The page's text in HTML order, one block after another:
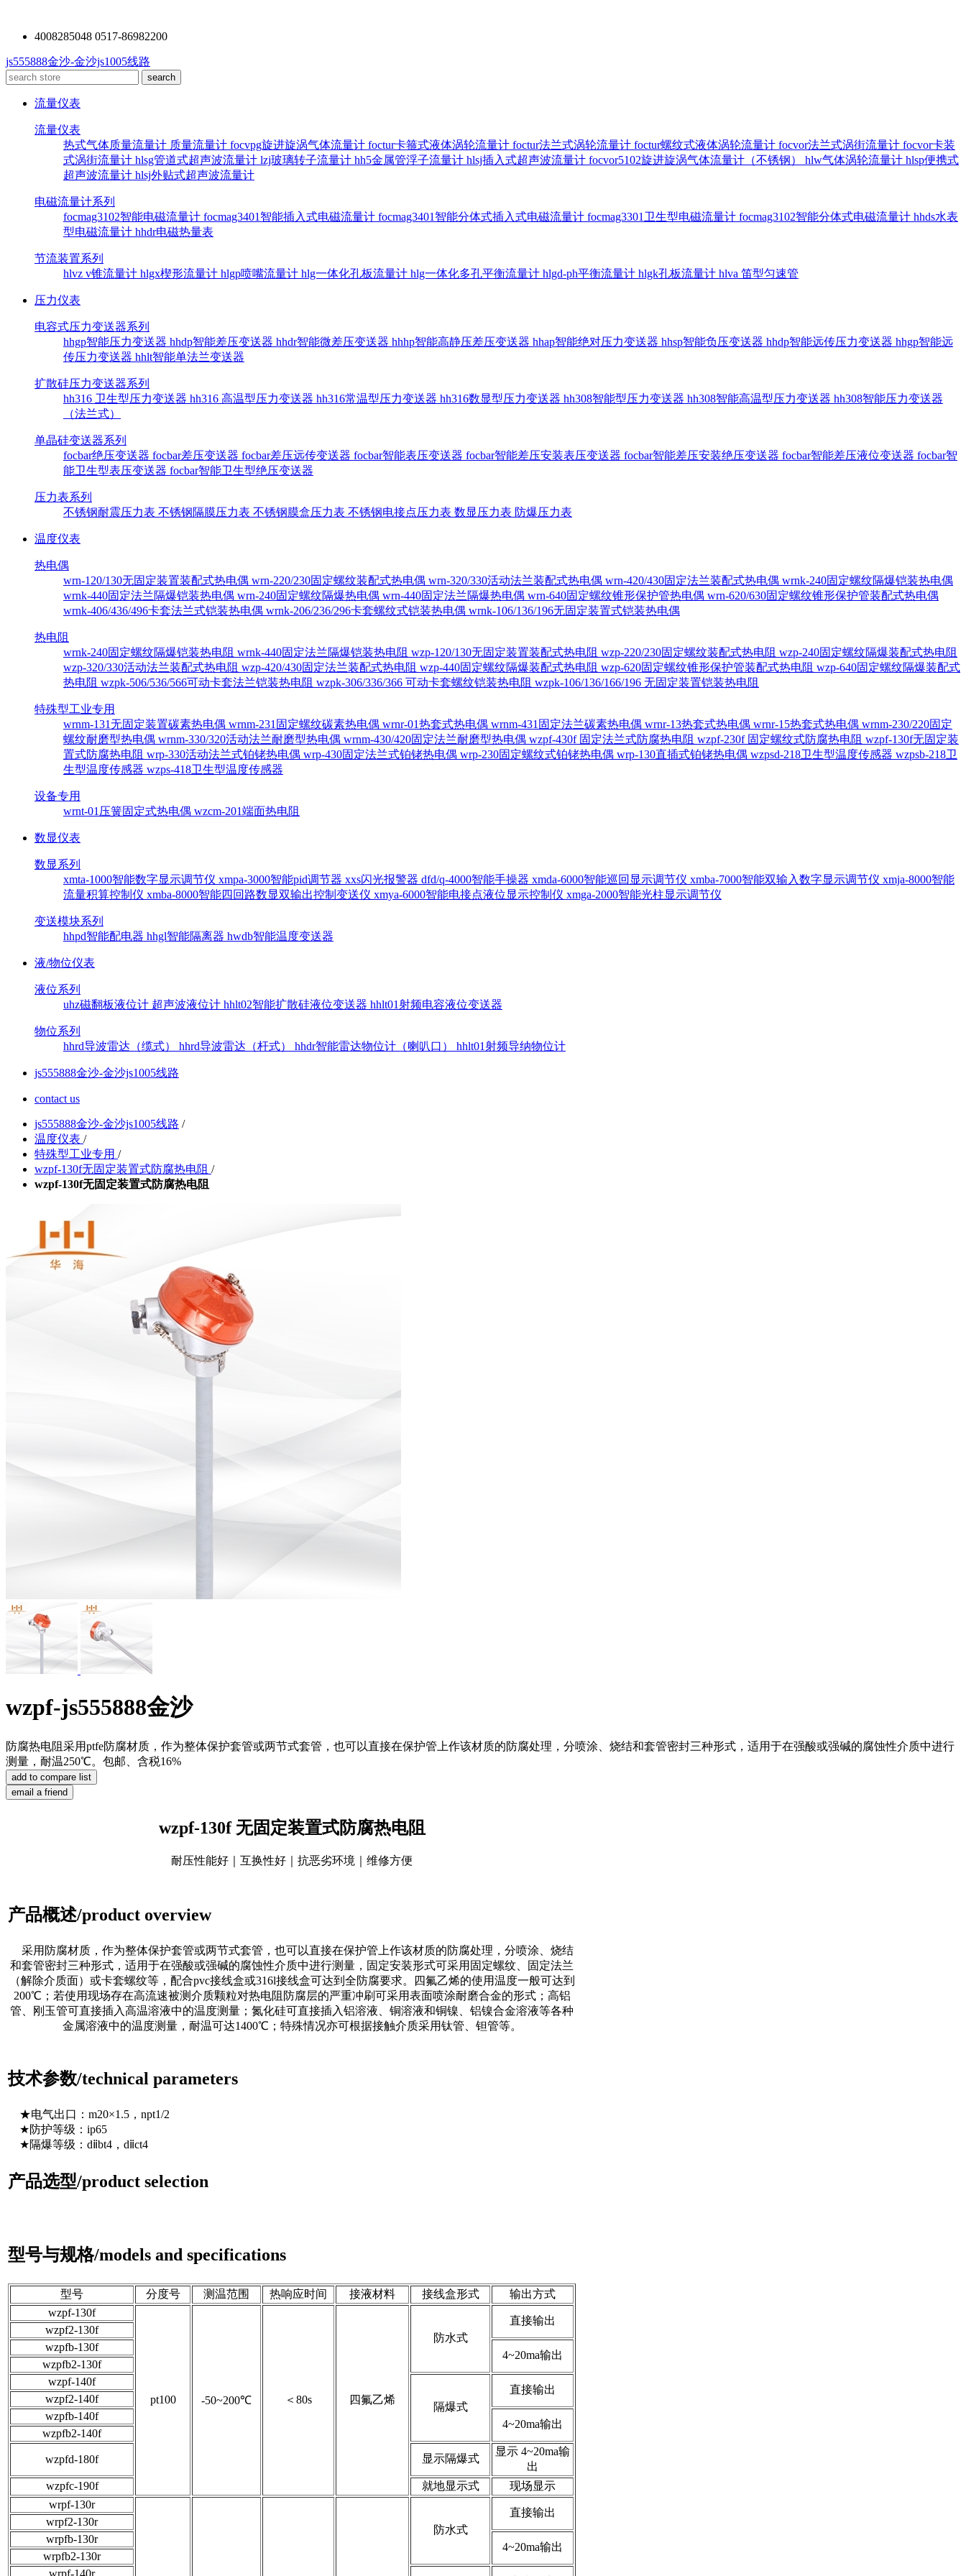
4008285048 0517-86982200
js555888金沙-金沙js1005线路
流量仪表
流量仪表
热式气体质量流量计 质量流量计 focvpg旋进旋涡气体流量计 foctur卡箍式液体涡轮流量计 foctur法兰式涡轮流量计 foctur螺纹式液体涡轮流量计 focvor法兰式涡街流量计 focvor卡装
式涡街流量计 hlsg管道式超声波流量计 lzj玻璃转子流量计 hh5金属管浮子流量计 hlsj插入式超声波流量计 focvor5102旋进旋涡气体流量计（不锈钢） hlw气体涡轮流量计 hlsp便携式
超声波流量计 hlsj外贴式超声波流量计
电磁流量计系列
focmag3102智能电磁流量计 focmag3401智能插入式电磁流量计 focmag3401智能分体式插入式电磁流量计 focmag3301卫生型电磁流量计 focmag3102智能分体式电磁流量计 hhds水表
型电磁流量计 hhdr电磁热量表
节流装置系列
hlvz v锥流量计 hlgx楔形流量计 hlgp喷嘴流量计 hlg一体化孔板流量计 hlg一体化多孔平衡流量计 hlgd-ph平衡流量计 hlgk孔板流量计 hlva 笛型匀速管
压力仪表
电容式压力变送器系列
hhgp智能压力变送器 hhdp智能差压变送器 hhdr智能微差压变送器 hhhp智能高静压差压变送器 hhap智能绝对压力变送器 hhsp智能负压变送器 hhdp智能远传压力变送器 hhgp智能远
传压力变送器 hhlt智能单法兰变送器
扩散硅压力变送器系列
hh316 卫生型压力变送器 hh316 高温型压力变送器 hh316常温型压力变送器 hh316数显型压力变送器 hh308智能型压力变送器 hh308智能高温型压力变送器 hh308智能压力变送器
（法兰式）
单晶硅变送器系列
focbar绝压变送器 focbar差压变送器 focbar差压远传变送器 focbar智能表压变送器 focbar智能差压安装表压变送器 focbar智能差压安装绝压变送器 focbar智能差压液位变送器 focbar智
能卫生型表压变送器 focbar智能卫生型绝压变送器
压力表系列
不锈钢耐震压力表 不锈钢隔膜压力表 不锈钢膜盒压力表 不锈钢电接点压力表 数显压力表 防爆压力表
温度仪表
热电偶
wrn-120/130无固定装置装配式热电偶 wrn-220/230固定螺纹装配式热电偶 wrn-320/330活动法兰装配式热电偶 wrn-420/430固定法兰装配式热电偶 wrnk-240固定螺纹隔爆铠装热电偶
wrnk-440固定法兰隔爆铠装热电偶 wrn-240固定螺纹隔爆热电偶 wrn-440固定法兰隔爆热电偶 wrn-640固定螺纹锥形保护管热电偶 wrn-620/630固定螺纹锥形保护管装配式热电偶
wrnk-406/436/496卡套法兰式铠装热电偶 wrnk-206/236/296卡套螺纹式铠装热电偶 wrnk-106/136/196无固定装置式铠装热电偶
热电阻
wrnk-240固定螺纹隔爆铠装热电阻 wrnk-440固定法兰隔爆铠装热电阻 wzp-120/130无固定装置装配式热电阻 wzp-220/230固定螺纹装配式热电阻 wzp-240固定螺纹隔爆装配式热电阻
wzp-320/330活动法兰装配式热电阻 wzp-420/430固定法兰装配式热电阻 wzp-440固定螺纹隔爆装配式热电阻 wzp-620固定螺纹锥形保护管装配式热电阻 wzp-640固定螺纹隔爆装配式
热电阻 wzpk-506/536/566可动卡套法兰铠装热电阻 wzpk-306/336/366 可动卡套螺纹铠装热电阻 wzpk-106/136/166/196 无固定装置铠装热电阻
特殊型工业专用
wrnm-131无固定装置碳素热电偶 wrnm-231固定螺纹碳素热电偶 wrnr-01热套式热电偶 wrnm-431固定法兰碳素热电偶 wrnr-13热套式热电偶 wrnr-15热套式热电偶 wrnm-230/220固定
螺纹耐磨型热电偶 wrnm-330/320活动法兰耐磨型热电偶 wrnm-430/420固定法兰耐磨型热电偶 wzpf-430f 固定法兰式防腐热电阻 wzpf-230f 固定螺纹式防腐热电阻 wzpf-130f无固定装
置式防腐热电阻 wrp-330活动法兰式铂铑热电偶 wrp-430固定法兰式铂铑热电偶 wrp-230固定螺纹式铂铑热电偶 wrp-130直插式铂铑热电偶 wzpsd-218卫生型温度传感器 wzpsb-218卫
生型温度传感器 wzps-418卫生型温度传感器
设备专用
wrnt-01压簧固定式热电偶 wzcm-201端面热电阻
数显仪表
数显系列
xmta-1000智能数字显示调节仪 xmpa-3000智能pid调节器 xxs闪光报警器 dfd/q-4000智能手操器 xmda-6000智能巡回显示调节仪 xmba-7000智能双输入数字显示调节仪 xmja-8000智能
流量积算控制仪 xmba-8000智能四回路数显双输出控制变送仪 xmya-6000智能电接点液位显示控制仪 xmga-2000智能光柱显示调节仪
变送模块系列
hhpd智能配电器 hhgl智能隔离器 hwdb智能温度变送器
液/物位仪表
液位系列
uhz磁翻板液位计 超声波液位计 hhlt02智能扩散硅液位变送器 hhlt01射频电容液位变送器
物位系列
hhrd导波雷达（缆式） hhrd导波雷达（杆式） hhdr智能雷达物位计（喇叭口） hhlt01射频导纳物位计
js555888金沙-金沙js1005线路
contact us
js555888金沙-金沙js1005线路 /
温度仪表 /
特殊型工业专用 /
wzpf-130f无固定装置式防腐热电阻 /
wzpf-130f无固定装置式防腐热电阻
wzpf-js555888金沙
防腐热电阻采用ptfe防腐材质，作为整体保护套管或两节式套管，也可以直接在保护管上作该材质的防腐处理，分喷涂、烧结和套管密封三种形式，适用于在强酸或强碱的腐蚀性介质中进行
测量，耐温250℃。包邮、含税16%
wzpf-130f 无固定装置式防腐热电阻
耐压性能好｜互换性好｜抗恶劣环境｜维修方便
产品概述/product overview
采用防腐材质，作为整体保护套管或两节式套管，也可以直接在保护管上作该材质的防腐处理，分喷涂、烧结
和套管密封三种形式，适用于在强酸或强碱的腐蚀性介质中进行测量，固定安装形式可采用固定螺纹、固定法兰
（解除介质面）或卡套螺纹等，配合pvc接线盒或316l接线盒可达到全防腐要求。四氟乙烯的使用温度一般可达到
200℃；若使用现场存在高流速被测介质颗粒对热电阻防腐层的严重冲刷可采用表面喷涂耐磨合金的形式；高铝
管、刚玉管可直接插入高温溶液中的温度测量；氮化硅可直接插入铝溶液、铜溶液和铜镍、铝镍合金溶液等各种
金属溶液中的温度测量，耐温可达1400℃；特殊情况亦可根据接触介质采用钛管、钽管等。
技术参数/technical parameters
★电气出口：m20×1.5，npt1/2
★防护等级：ip65
★隔爆等级：dⅱbt4，dⅱct4
产品选型/product selection
型号与规格/models and specifications
型号 分度号 测温范围 热响应时间 接液材料 接线盒形式
输出方式
wzpf-130f
pt100 -50~200℃ ＜80s 四氟乙烯
防水式
直接输出
wzpf2-130f
wzpfb-130f
4~20ma输出
wzpfb2-130f
wzpf-140f
隔爆式
直接输出
wzpf2-140f
wzpfb-140f
4~20ma输出
wzpfb2-140f
wzpfd-180f 显示隔爆式
显示 4~20ma输
出
wzpfc-190f
就地显示式
现场显示
wrpf-130r
防水式
直接输出
wrpf2-130r
wrpfb-130r
4~20ma输出
wrpfb2-130r
wrpf-140r